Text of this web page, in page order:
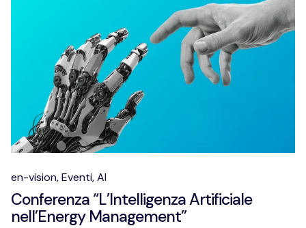
en-vision,Eventi,AI
Conferenza “L’Intelligenza Artificiale
nell’Energy Management”